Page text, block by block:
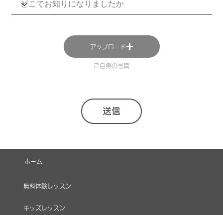
送信
アップロード
ご自身の写真
キッズレッスン
ホーム
無料体験レッスン